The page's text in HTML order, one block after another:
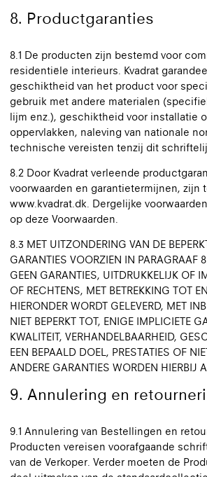
8. Productgaranties
8.1 De producten zijn bestemd voor
residentiële interieurs. Kvadrat
geschiktheid van het product voor
gebruik met andere materialen
lijm enz.), geschiktheid voor installatie
oppervlakken, naleving van nationale
technische vereisten tenzij dit
8.2 Door Kvadrat verleende
voorwaarden en garantietermijnen, zijn
www.kvadrat.dk. Dergelijke
op deze Voorwaarden.
8.3 MET UITZONDERING VAN DE
GARANTIES VOORZIEN IN PARAGRAAF
GEEN GARANTIES, UITDRUKKELIJK OF
OF RECHTENS, MET BETREKKING TOT
HIERONDER WORDT GELEVERD, MET
NIET BEPERKT TOT, ENIGE IMPLICIETE
KWALITEIT, VERHANDELBAARHEID,
EEN BEPAALD DOEL, PRESTATIES OF
ANDERE GARANTIES WORDEN HIERBIJ
9. Annulering en
9.1 Annulering van Bestellingen en
Producten vereisen voorafgaande
van de Verkoper. Verder moeten de